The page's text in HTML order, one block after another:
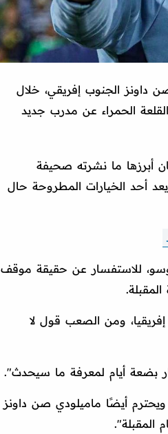
داونز الجنوب إفريقي، خلال
القلعة الحمراء عن مدرب جديد
أبرزها ما نشرته صحيفة
يعد أحد الخيارات المطروحة حال
للاستفسار عن حقيقة موقف
ومن الصعب قول لا
بضعة أيام لمعرفة ما سيحدث".
أيضًا ماميلودي صن داونز
المقبلة".